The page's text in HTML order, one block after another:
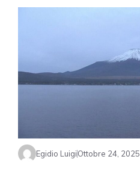
Egidio LuigiOttobre 24, 2025